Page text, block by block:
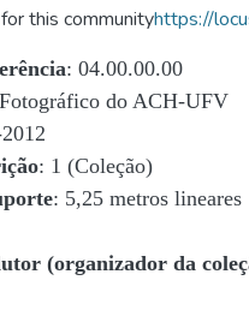
this communityhttps://
: 04.00.00.00
do ACH-UFV
: 1 (Coleção)
: 5,25 metros lineares
(organizador da